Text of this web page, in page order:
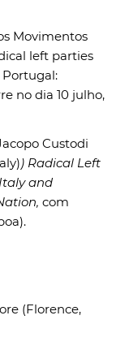
Movimentos
left parties
no dia 10 julho,
Custodi
) Radical Left
and
com
(Florence,